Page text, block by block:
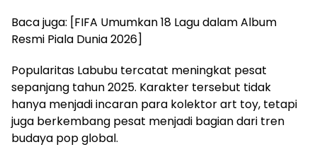
Baca juga: [FIFA Umumkan 18 Lagu dalam Album
Resmi Piala Dunia 2026]
Popularitas Labubu tercatat meningkat pesat
sepanjang tahun 2025. Karakter tersebut tidak
hanya menjadi incaran para kolektor art toy, tetapi
juga berkembang pesat menjadi bagian dari tren
budaya pop global.